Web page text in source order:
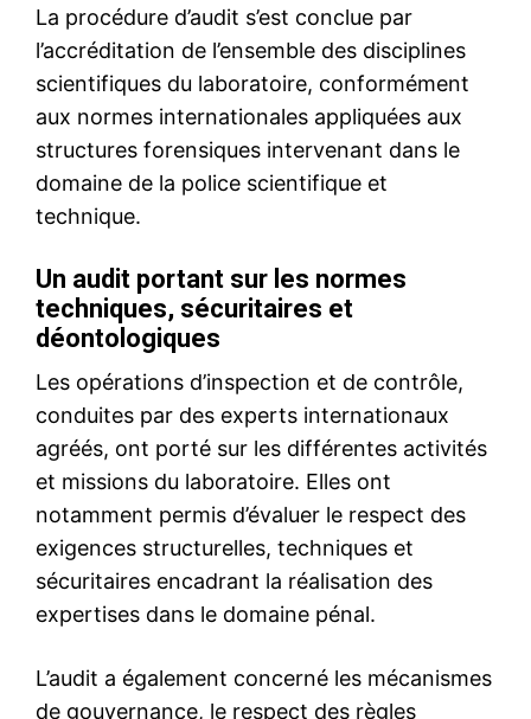
le1.ma
l'intelligence de
l'information
S'ABONNER MAINTENANT
Insight Publications
À propos
Nous contacter
Formules d’abonnement